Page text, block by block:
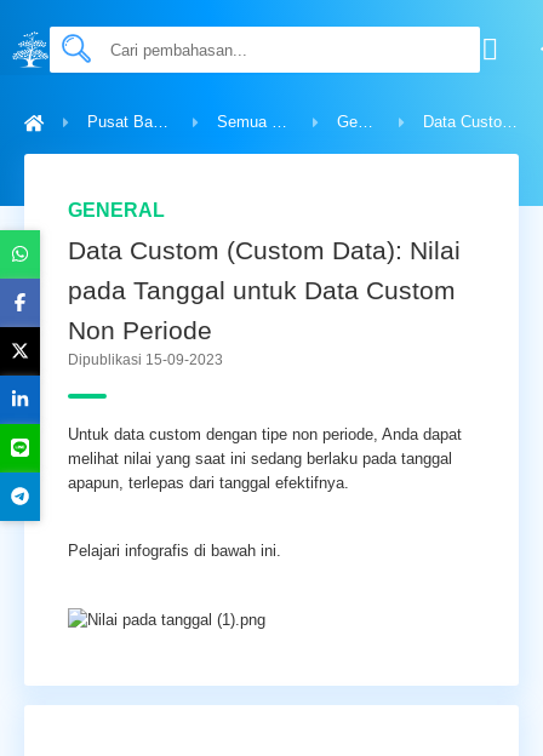
Pusat Bantuan Semua Topik General Data Custom (Custom Data): Nilai pada Tanggal untuk Data Custom Non Periode
GENERAL
Data Custom (Custom Data): Nilai
pada Tanggal untuk Data Custom
Non Periode
Dipublikasi 15-09-2023
Untuk data custom dengan tipe non periode, Anda dapat
melihat nilai yang saat ini sedang berlaku pada tanggal
apapun, terlepas dari tanggal efektifnya.
Pelajari infografis di bawah ini.